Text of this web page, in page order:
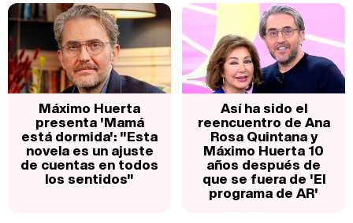
Máximo Huerta
presenta 'Mamá
está dormida': "Esta
novela es un ajuste
de cuentas en todos
los sentidos"
Así ha sido el
reencuentro de Ana
Rosa Quintana y
Máximo Huerta 10
años después de
que se fuera de 'El
programa de AR'